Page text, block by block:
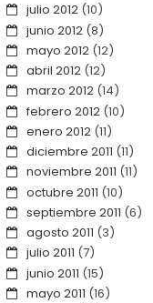
julio 2012(10)
junio 2012(8)
mayo 2012(12)
abril 2012(12)
marzo 2012(14)
febrero 2012(10)
enero 2012(11)
diciembre 2011 (11)
noviembre 2011 (11)
octubre 2011 (10)
septiembre 2011 (6)
agosto 2011 (3)
julio 2011 (7)
junio 2011 (15)
mayo 2011 (16)